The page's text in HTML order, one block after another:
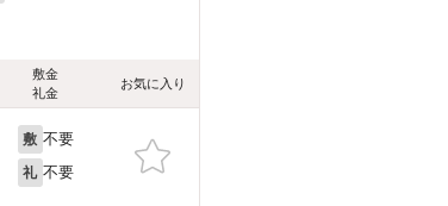
敷金
礼金
お気に入り
敷 不要
礼 不要